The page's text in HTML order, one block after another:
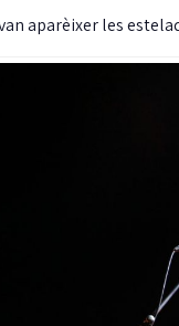
aparèixer les